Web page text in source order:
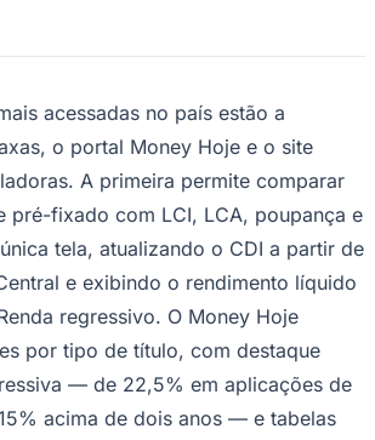
acessadas no país estão a
o portal Money Hoje e o site
A primeira permite comparar
pré-fixado com LCI, LCA, poupança e
tela, atualizando o CDI a partir de
e exibindo o rendimento líquido
regressivo. O Money Hoje
por tipo de título, com destaque
— de 22,5% em aplicações de
acima de dois anos — e tabelas